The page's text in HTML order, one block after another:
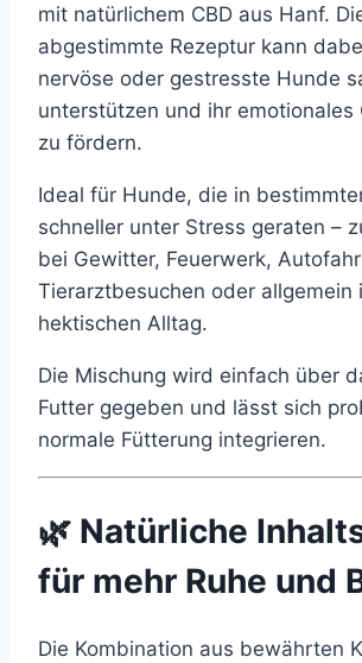
mit natürlichem CBD aus Hanf.
abgestimmte Rezeptur kann
nervöse oder gestresste Hunde
unterstützen und ihr emotionales
zu fördern.
Ideal für Hunde, die in
schneller unter Stress geraten –
bei Gewitter, Feuerwerk,
Tierarztbesuchen oder allgemein
hektischen Alltag.
Die Mischung wird einfach über
Futter gegeben und lässt sich
normale Fütterung integrieren.
🌿 Natürliche
für mehr Ruhe und
Die Kombination aus bewährten